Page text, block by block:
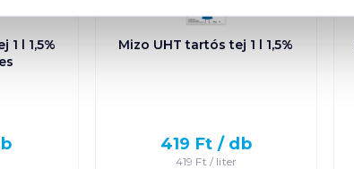
1 l 1,5%
Mizo UHT tartós tej 1 l 1,5%
419 Ft / db
419 Ft / liter